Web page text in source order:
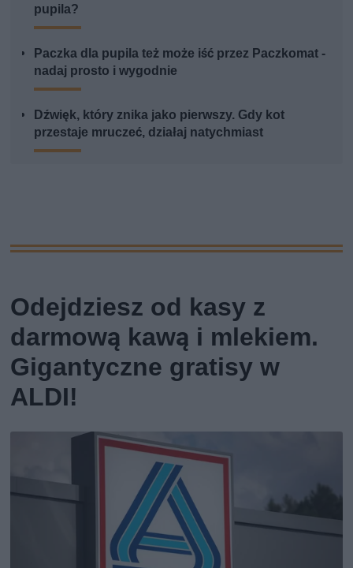
pupila?
Paczka dla pupila też może iść przez Paczkomat -
nadaj prosto i wygodnie
Dźwięk, który znika jako pierwszy. Gdy kot
przestaje mruczeć, działaj natychmiast
Odejdziesz od kasy z
darmową kawą i mlekiem.
Gigantyczne gratisy w
ALDI!